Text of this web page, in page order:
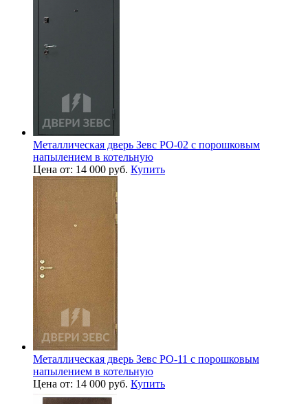
Металлическая дверь Зевс PO-02 с порошковым
напылением в котельную
Цена от: 14 000 руб. Купить
Металлическая дверь Зевс PO-11 с порошковым
напылением в котельную
Цена от: 14 000 руб. Купить